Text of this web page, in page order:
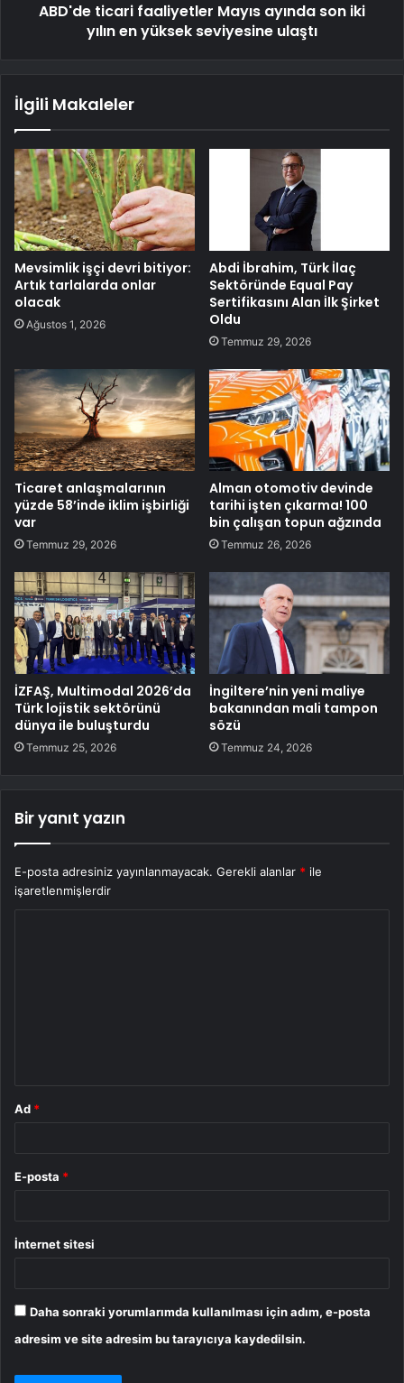
ABD'de ticari faaliyetler Mayıs ayında son iki
yılın en yüksek seviyesine ulaştı
İlgili Makaleler
Mevsimlik işçi devri bitiyor:
Artık tarlalarda onlar
olacak
Ağustos 1, 2026
Abdi İbrahim, Türk İlaç
Sektöründe Equal Pay
Sertifikasını Alan İlk Şirket
Oldu
Temmuz 29, 2026
Ticaret anlaşmalarının
yüzde 58’inde iklim işbirliği
var
Temmuz 29, 2026
Alman otomotiv devinde
tarihi işten çıkarma! 100
bin çalışan topun ağzında
Temmuz 26, 2026
İZFAŞ, Multimodal 2026’da
Türk lojistik sektörünü
dünya ile buluşturdu
Temmuz 25, 2026
İngiltere’nin yeni maliye
bakanından mali tampon
sözü
Temmuz 24, 2026
Bir yanıt yazın
E-posta adresiniz yayınlanmayacak. Gerekli alanlar * ile
işaretlenmişlerdir
Ad *
E-posta *
İnternet sitesi
Daha sonraki yorumlarımda kullanılması için adım, e-posta
adresim ve site adresim bu tarayıcıya kaydedilsin.